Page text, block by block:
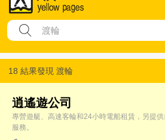
18 結果發現 渡輪
逍遙遊公司
專營遊艇、高速客輪和24小時電船租賃，另提
服務。